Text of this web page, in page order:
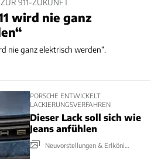
wird nie ganz
nie ganz elektrisch werden“.
PORSCHE ENTWICKELT
LACKIERUNGSVERFAHREN
Dieser Lack soll sich wie
Jeans anfühlen
Neuvorstellungen & Erlkönige